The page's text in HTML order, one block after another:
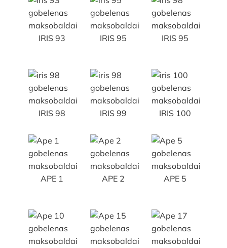
IRIS 93 IRIS 95 IRIS 95
IRIS 98 IRIS 99 IRIS 100
APE 1 APE 2 APE 5